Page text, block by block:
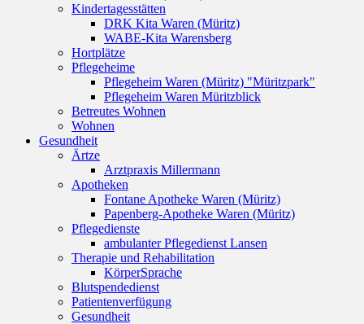
Kindertagesstätten
DRK Kita Waren (Müritz)
WABE-Kita Warensberg
Hortplätze
Pflegeheime
Pflegeheim Waren (Müritz) "Müritzpark"
Pflegeheim Waren Müritzblick
Betreutes Wohnen
Wohnen
Gesundheit
Ärtze
Arztpraxis Millermann
Apotheken
Fontane Apotheke Waren (Müritz)
Papenberg-Apotheke Waren (Müritz)
Pflegedienste
ambulanter Pflegedienst Lansen
Therapie und Rehabilitation
KörperSprache
Blutspendedienst
Patientenverfügung
Gesundheit